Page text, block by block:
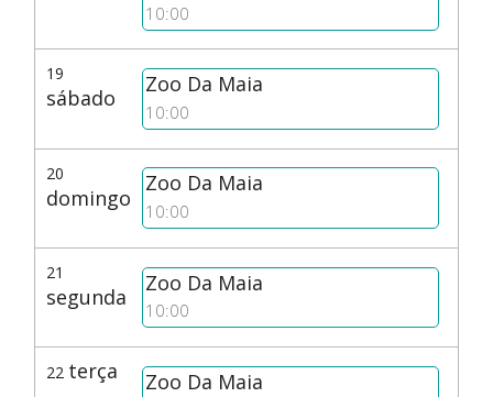
10:00
19
sábado
Zoo Da Maia
10:00
20
domingo
Zoo Da Maia
10:00
21
segunda
Zoo Da Maia
10:00
22 terça Zoo Da Maia